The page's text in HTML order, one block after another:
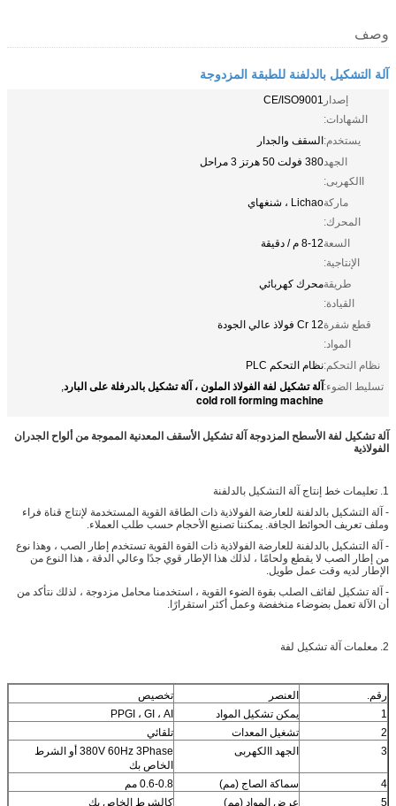
وصف
آلة التشكيل بالدلفنة للطبقة المزدوجة
إصدار
الشهادات:
CE/ISO9001
يستخدم:السقف والجدار
الجهد
االكهربى:
380 فولت 50 هرتز 3 مراحل
ماركة
المحرك:
Lichao ، شنغهاي
السعة
الإنتاجية:
8-12 م / دقيقة
طريقة
القيادة:
محرك كهربائي
قطع شفرة
المواد:
12 Cr فولاذ عالي الجودة
نظام التحكم:نظام التحكم PLC
تسليط الضوء:آلة تشكيل لفة الفولاذ الملون ، آلة تشكيل بالدرفلة على البارد,
cold roll forming machine
آلة تشكيل لفة الأسطح المزدوجة آلة تشكيل الأسقف المعدنية المموجة من ألواح الجدران
الفولاذية
1. تعليمات خط إنتاج آلة التشكيل بالدلفنة
- آلة التشكيل بالدلفنة للعارضة الفولاذية ذات الطاقة القوية المستخدمة لإنتاج قناة فراء
وملف تعريف الحوائط الجافة. يمكننا تصنيع الأحجام حسب طلب العملاء.
- آلة التشكيل بالدلفنة للعارضة الفولاذية ذات القوة القوية تستخدم إطار الصب ، وهذا نوع
من إطار الصب لا يقطع ولحامًا ، لذلك هذا الإطار قوي جدًا وعالي الدقة ، هذا النوع من
الإطار لديه وقت عمل طويل.
- آلة تشكيل لفائف الصلب بقوة الضوء القوية ، استخدمنا محامل مزدوجة ، لذلك نتأكد من
أن الآلة تعمل بضوضاء منخفضة وعمل أكثر استقرارًا.
2. معلمات آلة تشكيل لفة
رقم. العنصر
تخصيص
1
يمكن تشكيل المواد
PPGI ، GI ، AI
2
تشغيل المعدات
تلقائي
3
الجهد االكهربى
380V 60Hz 3Phase أو الشرط
الخاص بك
4
سماكة الصاج (مم)
0.6-0.8 مم
5
عرض المواد (مم) كالشرط الخاص بك